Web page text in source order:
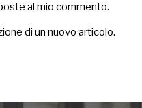
al mio commento.
di un nuovo articolo.